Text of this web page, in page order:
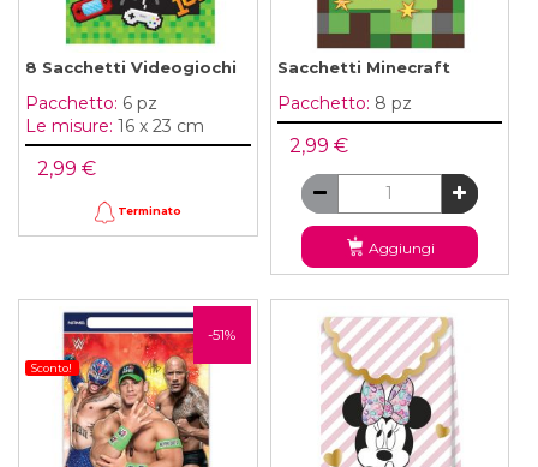
8 Sacchetti Videogiochi
Pacchetto: 6 pz
Le misure: 16 x 23 cm
2,99 €
Terminato
Sacchetti Minecraft
Pacchetto: 8 pz
2,99 €
Aggiungi
-51%
Sconto!